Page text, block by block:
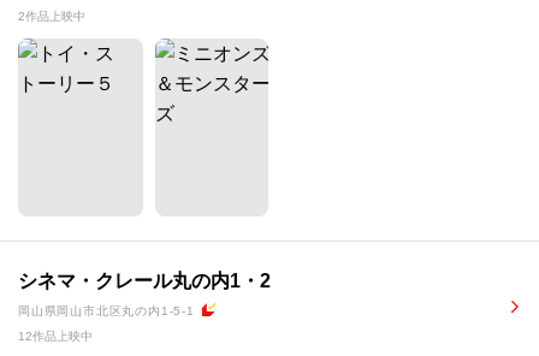
2作品上映中
シネマ・クレール丸の内1・2
岡山県岡山市北区丸の内1-5-1
12作品上映中